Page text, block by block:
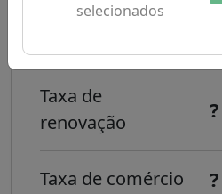
selecionados
Formulários de domínio
Contato
Taxa de
renovação
?
Taxa de comércio ?